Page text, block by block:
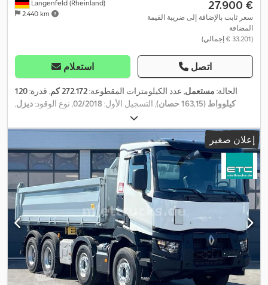
Langenfeld (Rheinland)
2.440 km
‏27.900 €
سعر ثابت بالإضافة إلى ضريبة القيمة
المضافة
(‏33.201 € إجمالي)
استعلام اتصل
الحالة: مستعمل, عدد الكيلومترات المقطوعة:272.172 كم , قدرة:120
كيلوواط (163,15 حصان)
, التسجيل الأول: 02/2018, نوع الوقود:ديزل,
, وقود:
ميكانيكي, فئة الانبعاثات:يورو 6 , معدات:تكييف الهواء, سخان التدفئة
أثناء التوقف, كمبيوتر على متن المركبة, إعلان صغير